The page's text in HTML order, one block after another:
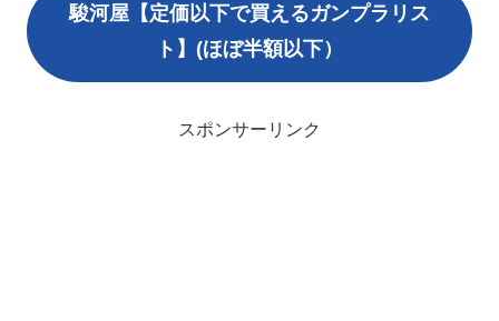
駿河屋【定価以下で買えるガンプラリス
ト】(ほぼ半額以下）
スポンサーリンク